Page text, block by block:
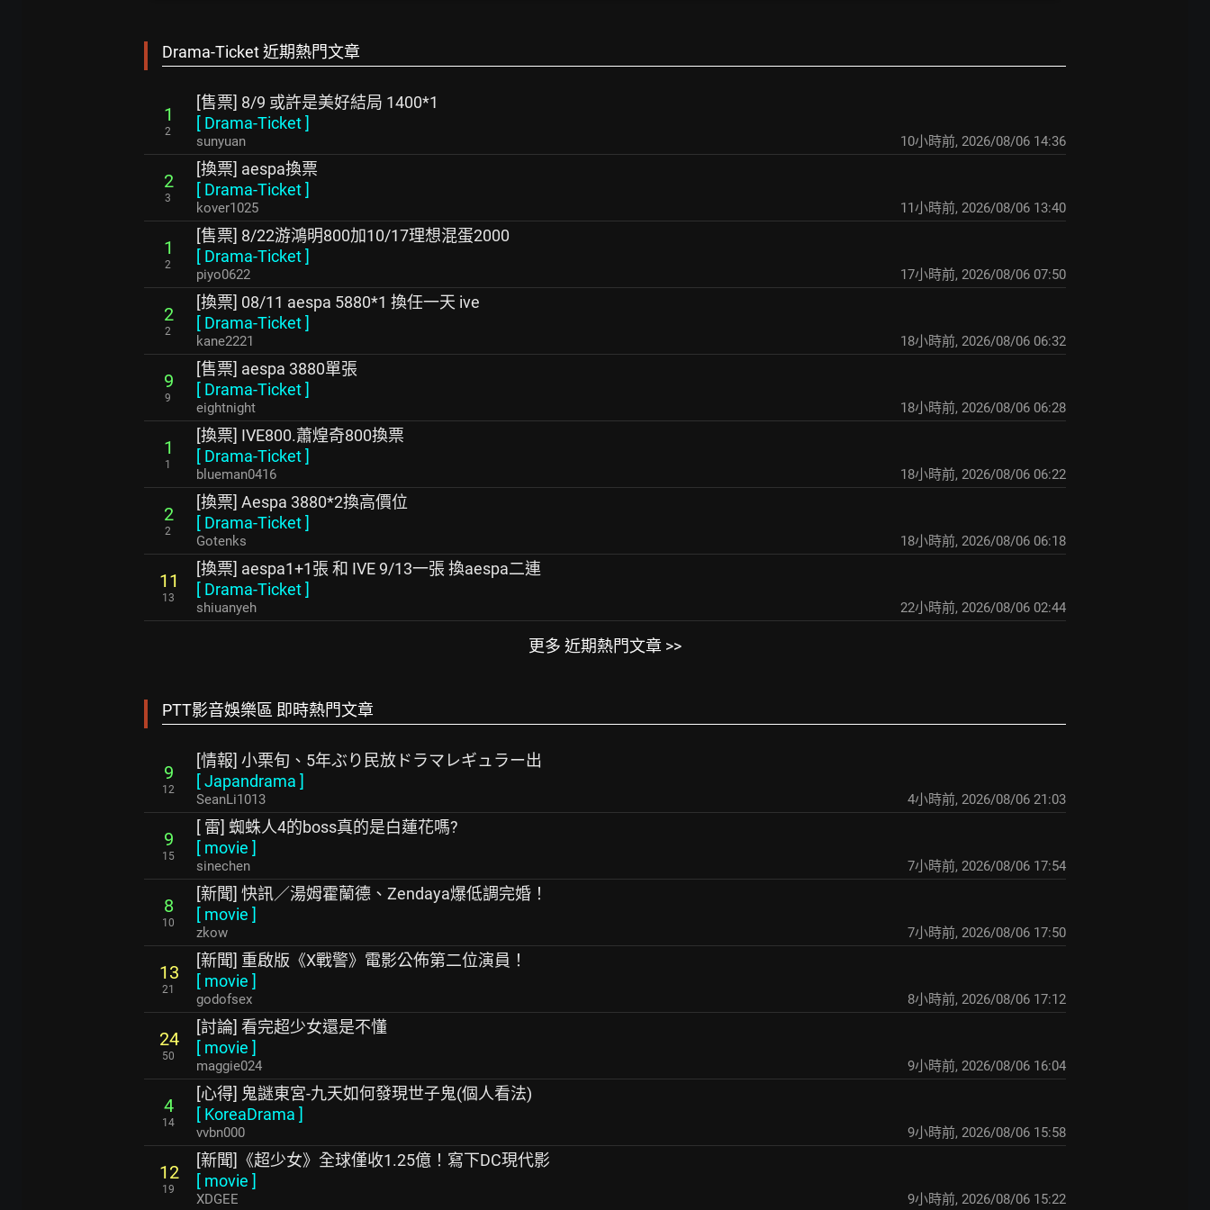
Drama-Ticket 近期熱門文章
1
2
[售票] 8/9 或許是美好結局 1400*1
[ Drama-Ticket]
sunyuan 10小時前, 2026/08/06 14:36
2
3
[換票] aespa換票
[ Drama-Ticket]
kover1025 11小時前, 2026/08/06 13:40
1
2
[售票] 8/22游鴻明800加10/17理想混蛋2000
[ Drama-Ticket]
piyo0622 17小時前, 2026/08/06 07:50
2
2
[換票] 08/11 aespa 5880*1 換任一天 ive
[ Drama-Ticket]
kane2221 18小時前, 2026/08/06 06:32
9
9
[售票] aespa 3880單張
[ Drama-Ticket]
eightnight 18小時前, 2026/08/06 06:28
1
1
[換票] IVE800.蕭煌奇800換票
[ Drama-Ticket]
blueman0416 18小時前, 2026/08/06 06:22
2
2
[換票] Aespa 3880*2換高價位
[ Drama-Ticket]
Gotenks 18小時前, 2026/08/06 06:18
11
13
[換票] aespa1+1張 和 IVE 9/13一張 換aespa二連
[ Drama-Ticket]
shiuanyeh 22小時前, 2026/08/06 02:44
更多 近期熱門文章 >>
PTT影音娛樂區 即時熱門文章
9
12
[情報] 小栗旬、5年ぶり民放ドラマレギュラー出
[Japandrama ]
SeanLi1013 4小時前, 2026/08/06 21:03
9
15
[ 雷] 蜘蛛人4的boss真的是白蓮花嗎?
[ movie ]
sinechen 7小時前, 2026/08/06 17:54
8
10
[新聞] 快訊／湯姆霍蘭德、Zendaya爆低調完婚！
[ movie ]
zkow 7小時前, 2026/08/06 17:50
13
21
[新聞] 重啟版《X戰警》電影公佈第二位演員！
[ movie ]
godofsex 8小時前, 2026/08/06 17:12
24
50
[討論] 看完超少女還是不懂
[ movie ]
maggie024 9小時前, 2026/08/06 16:04
4
14
[心得] 鬼謎東宮-九天如何發現世子鬼(個人看法)
[ KoreaDrama ]
vvbn000 9小時前, 2026/08/06 15:58
12
19
[新聞]《超少女》全球僅收1.25億！寫下DC現代影
[ movie ]
XDGEE 9小時前, 2026/08/06 15:22